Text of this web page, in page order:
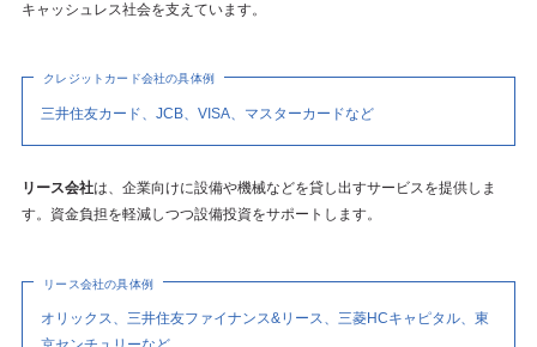
キャッシュレス社会を支えています。
クレジットカード会社の具体例
三井住友カード、JCB、VISA、マスターカードなど
リース会社は、企業向けに設備や機械などを貸し出すサービスを提供しま
す。資金負担を軽減しつつ設備投資をサポートします。
リース会社の具体例
オリックス、三井住友ファイナンス&リース、三菱HCキャピタル、東